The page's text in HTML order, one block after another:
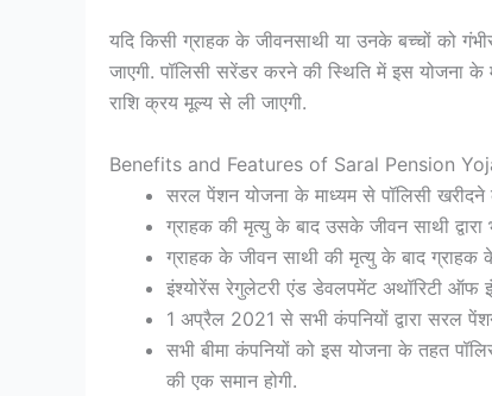
यदि किसी ग्राहक के जीवनसाथी या उनके बच्चों को
जाएगी. पॉलिसी सरेंडर करने की स्थिति में इस योजना के
राशि क्रय मूल्य से ली जाएगी.
Benefits and Features of Saral Pension
सरल पेंशन योजना के माध्यम से पॉलिसी
ग्राहक की मृत्यु के बाद उसके जीवन साथी
ग्राहक के जीवन साथी की मृत्यु के बाद ग्राहक
इंश्योरेंस रेगुलेटरी एंड डेवलपमेंट अथॉरिटी ऑफ
1 अप्रैल 2021 से सभी कंपनियों द्वारा सरल
सभी बीमा कंपनियों को इस योजना के तहत
की एक समान होगी.